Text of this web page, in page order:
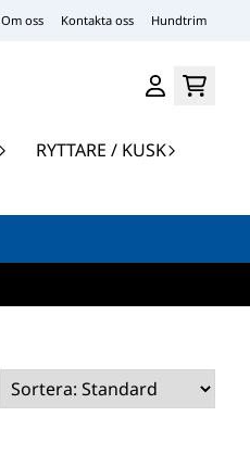
Om oss Kontakta oss Hundtrim
RYTTARE / KUSK